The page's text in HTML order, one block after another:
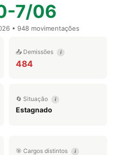
7/06
• 948 movimentações
📤 Demissões i
484
🔄 Situação i
Estagnado
🎯 Cargos distintos i